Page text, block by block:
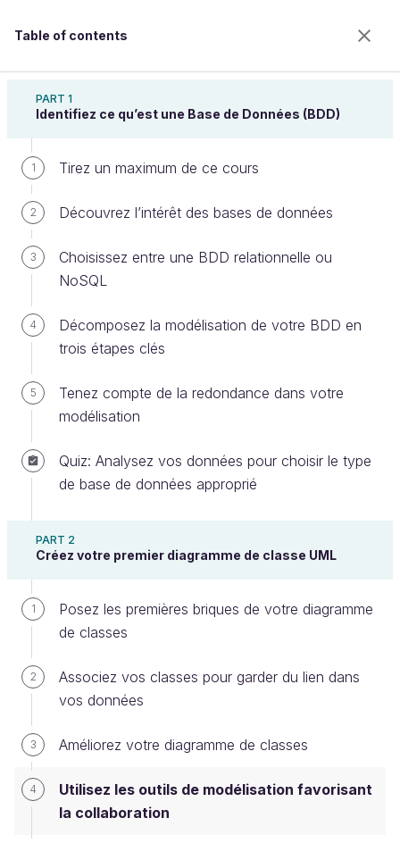
Table of contents
PART 1
Identifiez ce qu’est une Base de Données (BDD)
1 Tirez un maximum de ce cours
2 Découvrez l’intérêt des bases de données
3
Choisissez entre une BDD relationnelle ou
NoSQL
4
Décomposez la modélisation de votre BDD en
trois étapes clés
5
Tenez compte de la redondance dans votre
modélisation
Quiz: Analysez vos données pour choisir le type
de base de données approprié
PART 2
Créez votre premier diagramme de classe UML
1
Posez les premières briques de votre diagramme
de classes
2
Associez vos classes pour garder du lien dans
vos données
3 Améliorez votre diagramme de classes
4
Utilisez les outils de modélisation favorisant
la collaboration
Utilisez les outils de modélisation
favorisant la collaboration
Welcome to the 100% online school for careers with
Get free access to all the features of this course
(quizzes, videos, unlimited access to all chapters) by
creating an account.
Create an account or log in
Découvrez l’intérêt d’un outil de
modélisation
Il existe beaucoup de logiciels permettant de réaliser
un diagramme de classes UML.
Globalement, ils se regroupent en deux catégories :
réservés à l’UML, mais qui permettent de créer
Lesateliers de génie logiciel (AGL)